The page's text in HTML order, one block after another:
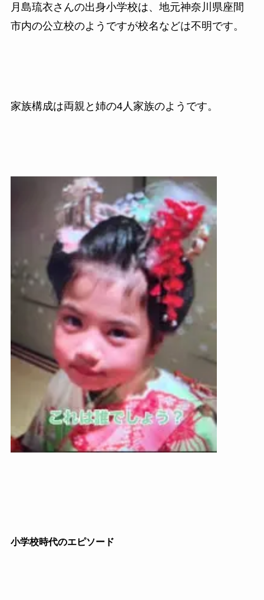
月島琉衣さんの出身小学校は、地元神奈川県座間
市内の公立校のようですが校名などは不明です。
家族構成は両親と姉の4人家族のようです。
小学校時代のエピソード